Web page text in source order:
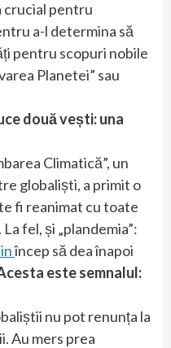
crucial pentru
a-l determina să
pentru scopuri nobile
Planetei” sau
două vești: una
Climatică”, un
globaliști, a primit o
fi reanimat cu toate
fel, și „plandemia”:
încep să dea înapoi
este semnalul:
nu pot renunța la
Au mers prea